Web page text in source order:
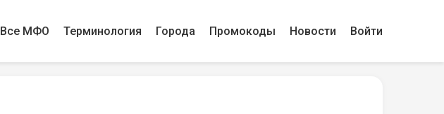
Все МФО Терминология Города Промокоды Новости Войти